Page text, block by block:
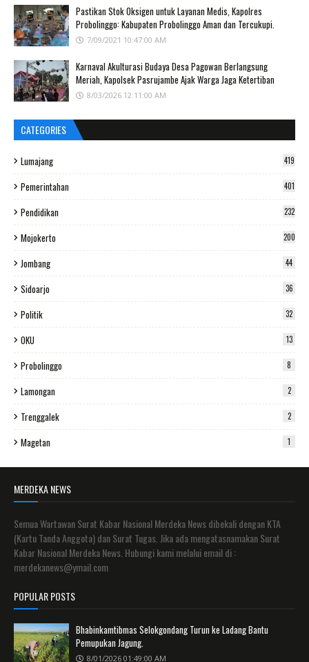
Pastikan Stok Oksigen untuk Layanan Medis, Kapolres
Probolinggo: Kabupaten Probolinggo Aman dan Tercukupi.
7/09/2021 10:47:00 AM
Karnaval Akulturasi Budaya Desa Pagowan Berlangsung
Meriah, Kapolsek Pasrujambe Ajak Warga Jaga Ketertiban
8/03/2026 12:11:00 AM
CATEGORIES
Lumajang 419
Pemerintahan 401
Pendidikan 232
Mojokerto 200
Jombang 44
Sidoarjo 36
Politik 32
OKU 13
Probolinggo 8
Lamongan 2
Trenggalek 2
Magetan 1
MERDEKA NEWS
Semua Wartawan Surat Kabar Nasional Merdeka News dibekali dengan KTA
(Kartu Tanda Anggota) dan Surat Tugas. Jika ada mengatasnamakan Surat
Kabar Nasional Merdeka News. Hubungi kami melalui email di :
merdekanews@ymail.com
POPULAR POSTS
Bhabinkamtibmas Selokgondang Turun ke Ladang Bantu
Pemupukan Jagung.
8/01/2026 01:49:00 AM